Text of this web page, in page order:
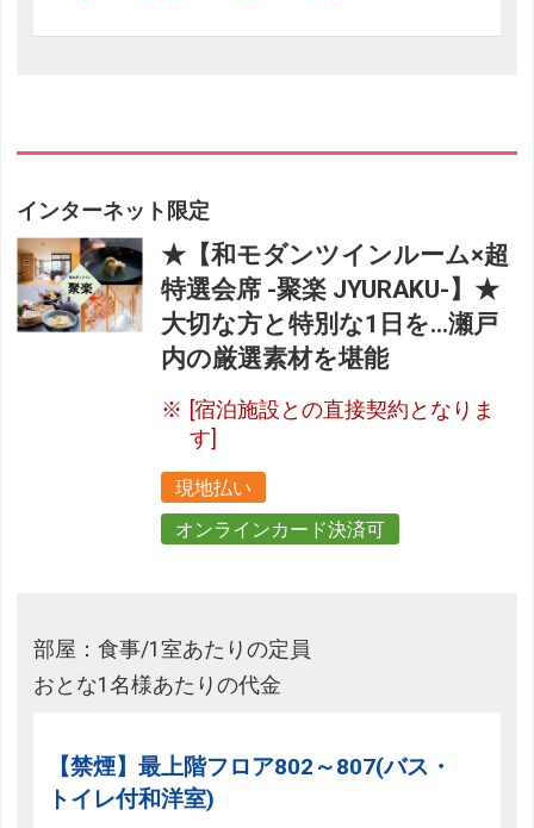
インターネット限定
★【和モダンツインルーム×超
特選会席 -聚楽 JYURAKU-】★
大切な方と特別な1日を…瀬戸
内の厳選素材を堪能
[宿泊施設との直接契約となりま
す]
現地払い
オンラインカード決済可
部屋：食事/1室あたりの定員
おとな1名様あたりの代金
【禁煙】最上階フロア802～807(バス・
トイレ付和洋室)